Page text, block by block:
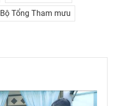
Bộ Tổng Tham mưu